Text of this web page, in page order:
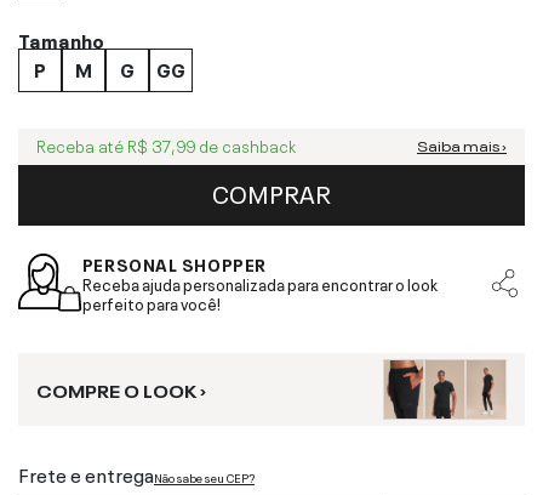
Tamanho
P
M G GG
Receba até R$ 37,99 de cashback Saiba mais ›
COMPRAR
PERSONAL SHOPPER
Receba ajuda personalizada para encontrar o look
perfeito para você!
COMPRE O LOOK ›
Frete e entregaNão sabe seu CEP?